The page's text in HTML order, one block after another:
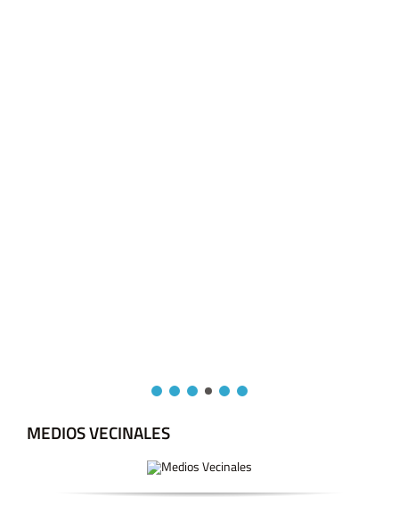
MEDIOS VECINALES